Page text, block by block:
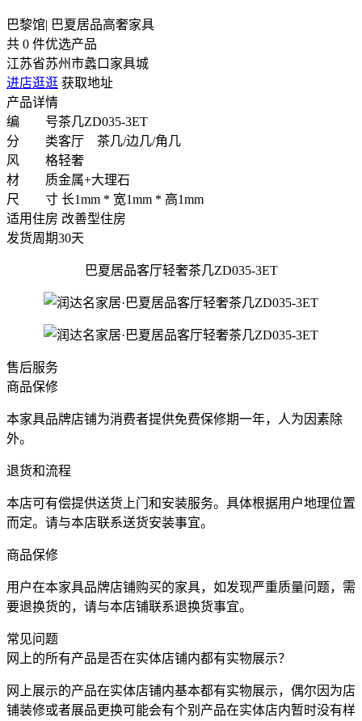
巴黎馆| 巴夏居品高奢家具
共 0 件优选产品
江苏省苏州市蠡口家具城
进店逛逛 获取地址
产品详情
编 号茶几ZD035-3ET
分 类客厅 茶几/边几/角几
风 格轻奢
材 质金属+大理石
尺 寸 长1mm * 宽1mm * 高1mm
适用住房 改善型住房
发货周期30天
巴夏居品客厅轻奢茶几ZD035-3ET
售后服务
商品保修
本家具品牌店铺为消费者提供免费保修期一年，人为因素除
外。
退货和流程
本店可有偿提供送货上门和安装服务。具体根据用户地理位置
而定。请与本店联系送货安装事宜。
商品保修
用户在本家具品牌店铺购买的家具，如发现严重质量问题，需
要退换货的，请与本店铺联系退换货事宜。
常见问题
网上的所有产品是否在实体店铺内都有实物展示？
网上展示的产品在实体店铺内基本都有实物展示，偶尔因为店
铺装修或者展品更换可能会有个别产品在实体店内暂时没有样